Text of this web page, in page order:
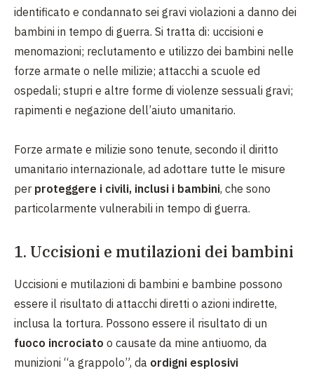
identificato e condannato sei gravi violazioni a danno dei
bambini in tempo di guerra. Si tratta di: uccisioni e
menomazioni; reclutamento e utilizzo dei bambini nelle
forze armate o nelle milizie; attacchi a scuole ed
ospedali; stupri e altre forme di violenze sessuali gravi;
rapimenti e negazione dell’aiuto umanitario.
Forze armate e milizie sono tenute, secondo il diritto
umanitario internazionale, ad adottare tutte le misure
per proteggere i civili, inclusi i bambini, che sono
particolarmente vulnerabili in tempo di guerra.
1. Uccisioni e mutilazioni dei bambini
Uccisioni e mutilazioni di bambini e bambine possono
essere il risultato di attacchi diretti o azioni indirette,
inclusa la tortura. Possono essere il risultato di un
fuoco incrociato o causate da mine antiuomo, da
munizioni “a grappolo”, da ordigni esplosivi